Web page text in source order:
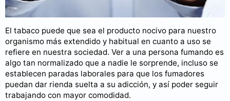
El tabaco puede que sea el producto nocivo para nuestro
organismo más extendido y habitual en cuanto a uso se
refiere en nuestra sociedad. Ver a una persona fumando es
algo tan normalizado que a nadie le sorprende, incluso se
establecen paradas laborales para que los fumadores
puedan dar rienda suelta a su adicción, y así poder seguir
trabajando con mayor comodidad.